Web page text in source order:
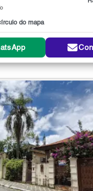
do mapa